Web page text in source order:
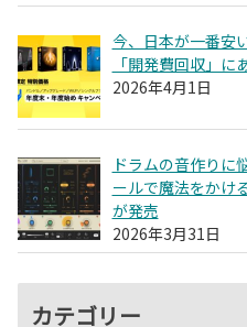
今、日本が一番安
「開発費回収」に
2026年4月1日
ドラムの音作りに
ールで魔法をかけ
が発売
2026年3月31日
カテゴリー